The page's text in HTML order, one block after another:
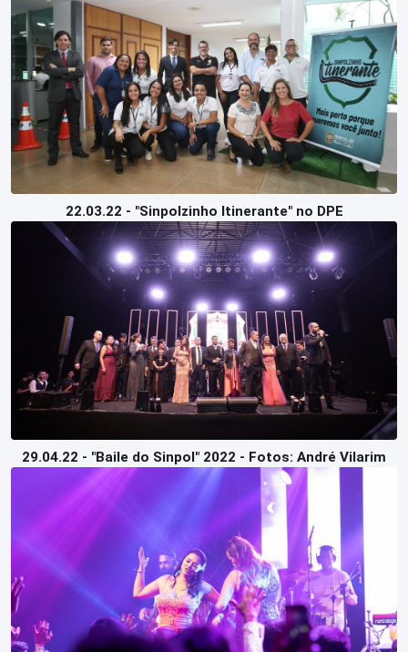
22.03.22 - "Sinpolzinho Itinerante" no DPE
29.04.22 - "Baile do Sinpol" 2022 - Fotos: André Vilarim